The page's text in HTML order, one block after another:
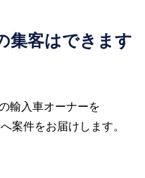
集客はできます
輸入車オーナーを
案件をお届けします。